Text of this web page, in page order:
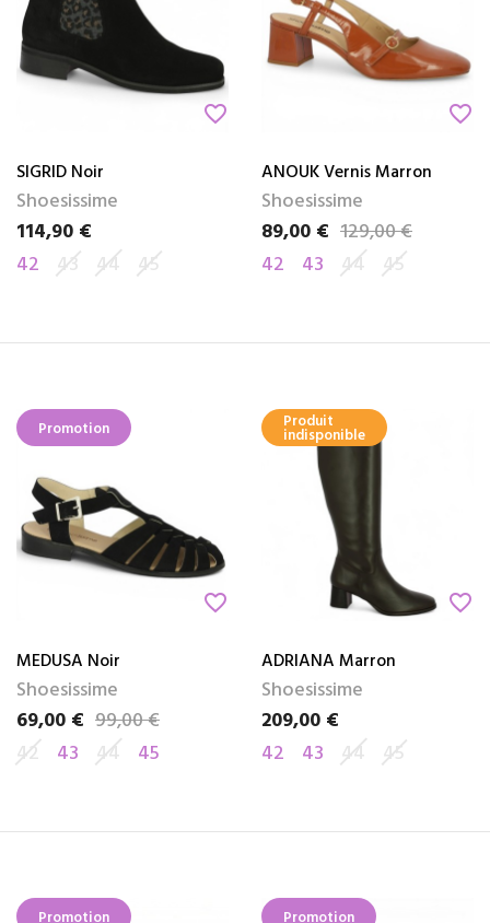
favorite_border
SIGRID Noir
Shoesissime
Prix
114,90 €
42 43 44 45
favorite_border
ANOUK Vernis Marron
Shoesissime
Prix
89,00 €
Prix de base129,00 €
42
43 44 45
Promotion
favorite_border
MEDUSA Noir
Shoesissime
Prix
69,00 €
Prix de base99,00 €
42
43 44 45
Produit
indisponible
favorite_border
ADRIANA Marron
Shoesissime
Prix
209,00 €
42
43 44 45
Promotion Promotion